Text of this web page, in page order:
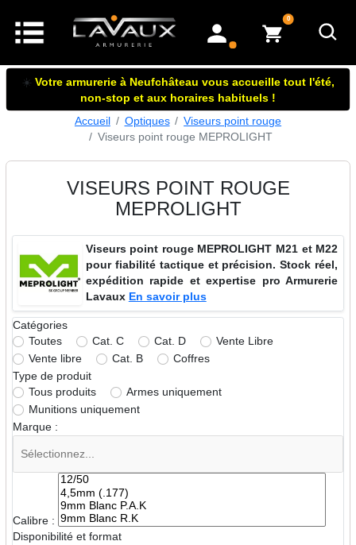
mon compte
0articles dans le panier
☀️ Votre armurerie à Neufchâteau vous accueille tout l'été,
non-stop et aux horaires habituels !
Accueil
Optiques
Viseurs point rouge
Viseurs point rouge MEPROLIGHT
VISEURS POINT ROUGE
MEPROLIGHT
Viseurs point rouge MEPROLIGHT M21 et M22
pour fiabilité tactique et précision. Stock réel,
expédition rapide et expertise pro Armurerie
Lavaux En savoir plus
Catégories
Toutes
Cat. C Cat. D
Vente Libre
Vente libre
Cat. B
Coffres
Type de produit
Tous produits
Armes uniquement
Munitions uniquement
Marque :
Calibre :
Disponibilité et format